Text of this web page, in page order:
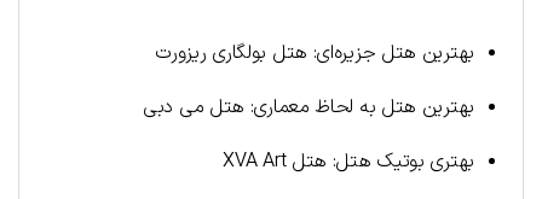
بهترین هتل جزیره‌ای: هتل بولگاری ریزورت
بهترین هتل به لحاظ معماری: هتل می دبی
بهتری بوتیک هتل: هتل XVA Art